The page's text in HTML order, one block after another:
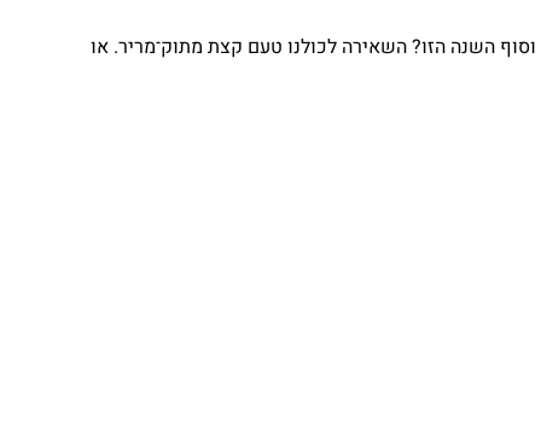
וסוף השנה הזו? השאירה לכולנו טעם קצת מתוק־מריר. או